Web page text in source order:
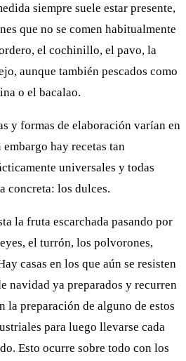
siempre suele estar presente,
que no se comen habitualmente
el cochinillo, el pavo, la
aunque también pescados como
o el bacalao.
y formas de elaboración varían en
hay recetas tan
universales y todas
concreta: los dulces.
la fruta escarchada pasando por
el turrón, los polvorones,
casas en los que aún se resisten
navidad ya preparados y recurren
la preparación de alguno de estos
para luego llevarse cada
Esto ocurre sobre todo con los